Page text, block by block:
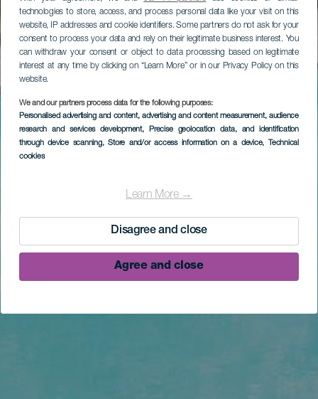
technologies to store, access, and process personal data like your visit on this
website, IP addresses and cookie identifiers. Some partners do not ask for your
consent to process your data and rely on their legitimate business interest. You
can withdraw your consent or object to data processing based on legitimate
interest at any time by clicking on “Learn More” or in our Privacy Policy on this
website.
We and our partners process data for the following purposes:
Personalised advertising and content, advertising and content measurement, audience
research and services development, Precise geolocation data, and identification
through device scanning, Store and/or access information on a device, Technical
cookies
Learn More →
Disagree and close
Agree and close